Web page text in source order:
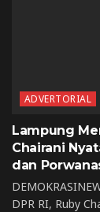
ADVERTORIAL
Lampung
Chairani
dan
DPR RI, Ruby